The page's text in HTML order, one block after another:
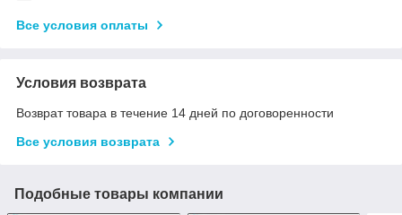
Все условия оплаты
Условия возврата
Возврат товара в течение 14 дней по договоренности
Все условия возврата
Подобные товары компании